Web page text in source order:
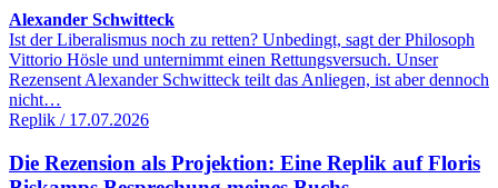
Alexander Schwitteck
Ist der Liberalismus noch zu retten? Unbedingt, sagt der Philosoph
Vittorio Hösle und unternimmt einen Rettungsversuch. Unser
Rezensent Alexander Schwitteck teilt das Anliegen, ist aber dennoch
nicht…
Replik / 17.07.2026
Die Rezension als Projektion: Eine Replik auf Floris